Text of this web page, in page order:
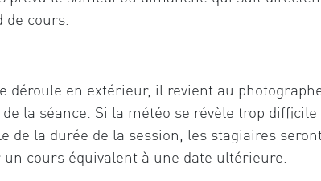
de cours.
déroule en extérieur, il revient au
la séance. Si la météo se révèle trop
de la durée de la session, les stagiaires
cours équivalent à une date ultérieure.